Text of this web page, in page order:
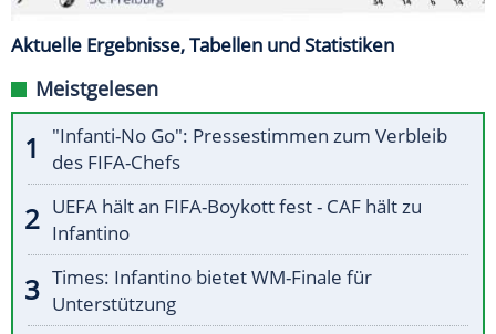
Aktuelle Ergebnisse, Tabellen und Statistiken
Meistgelesen
"Infanti-No Go": Pressestimmen zum Verbleib
des FIFA-Chefs
UEFA hält an FIFA-Boykott fest - CAF hält zu
Infantino
Times: Infantino bietet WM-Finale für
Unterstützung